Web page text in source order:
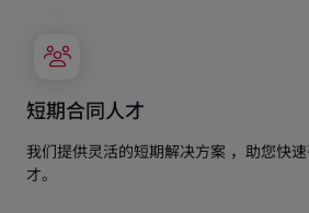
短期合同人才
我们提供灵活的短期解决方案 ，助您快
才。